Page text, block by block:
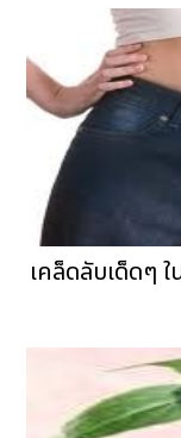
เคล็ดลับเด็ดๆ